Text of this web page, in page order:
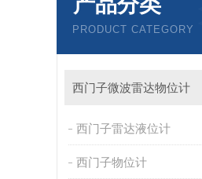
PRODUCT CATEGORY
西门子微波雷达物位计
西门子雷达液位计
西门子物位计